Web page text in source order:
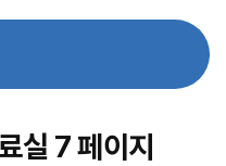
실 7 페이지